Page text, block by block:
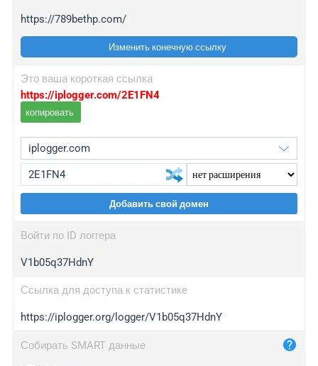
https://789bethp.com/
Изменить конечную ссылку
Это ваша короткая ссылка
https://iplogger.com/2E1FN4
копировать
wl.gl
ed.tc
iplogger.com
maper.info
Добавить свой домен
Войти по ID логгера
V1b05q37HdnY
Ссылка для доступа к статистике
https://iplogger.org/logger/V1b05q37HdnY
Собирать SMART данные